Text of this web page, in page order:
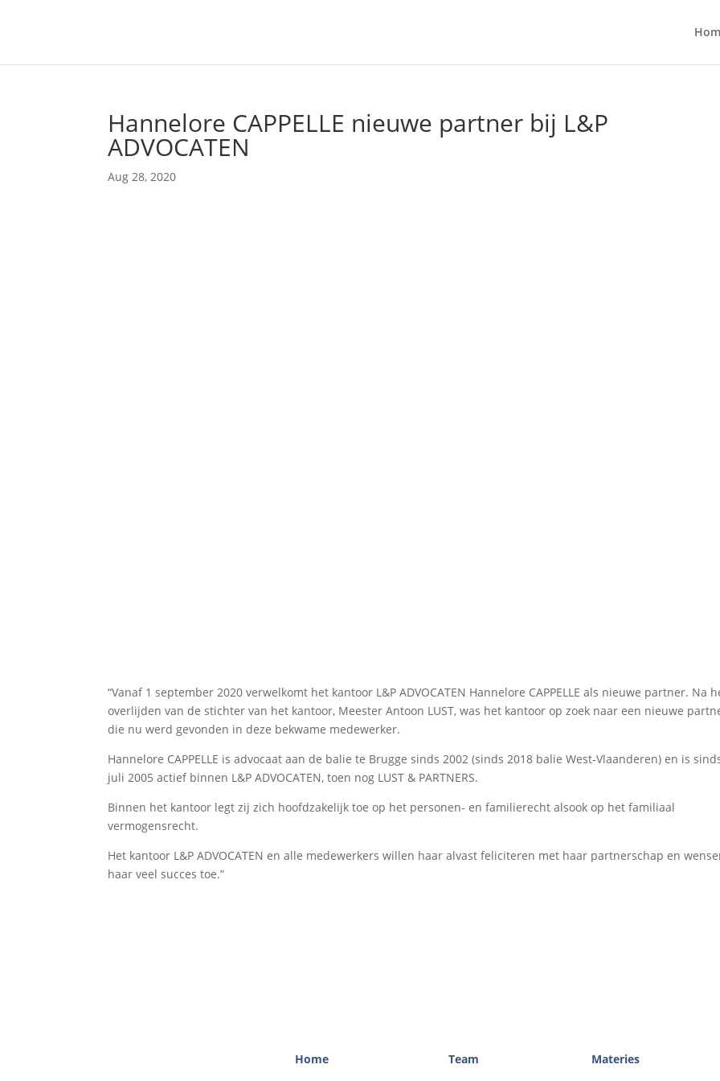
Hannelore CAPPELLE nieuwe partner bij L&P
ADVOCATEN
Aug 28, 2020
“Vanaf 1 september 2020 verwelkomt het kantoor L&P ADVOCATEN Hannelore CAPPELLE als nieuwe partner. Na
overlijden van de stichter van het kantoor, Meester Antoon LUST, was het kantoor op zoek naar een nieuwe
die nu werd gevonden in deze bekwame medewerker.
Hannelore CAPPELLE is advocaat aan de balie te Brugge sinds 2002 (sinds 2018 balie West-Vlaanderen) en is
juli 2005 actief binnen L&P ADVOCATEN, toen nog LUST & PARTNERS.
Binnen het kantoor legt zij zich hoofdzakelijk toe op het personen- en familierecht alsook op het familiaal
vermogensrecht.
Het kantoor L&P ADVOCATEN en alle medewerkers willen haar alvast feliciteren met haar partnerschap en
haar veel succes toe.”
Home Team Materies